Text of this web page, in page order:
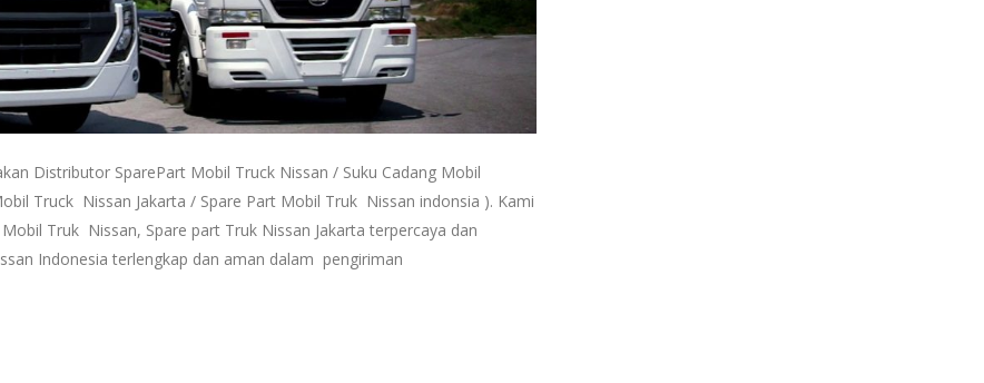
Distributor SparePart Mobil Truck Nissan / Suku Cadang Mobil
Truck Nissan Jakarta / Spare Part Mobil Truk Nissan indonsia ). Kami
Truk Nissan, Spare part Truk Nissan Jakarta terpercaya dan
Indonesia terlengkap dan aman dalam pengiriman